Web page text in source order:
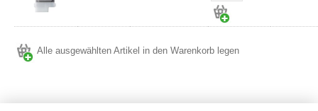
Alle ausgewählten Artikel in den Warenkorb legen